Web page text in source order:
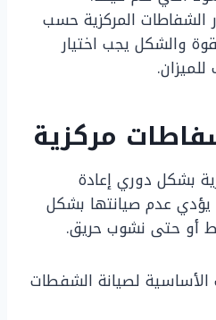
الشفاطات المركزية حسب
والشكل يجب اختيار
مركزية
بشكل دوري إعادة
عدم صيانتها بشكل
أو حتى نشوب حريق.
لصيانة الشفطات